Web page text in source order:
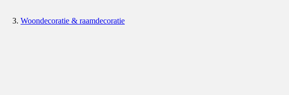
Woondecoratie & raamdecoratie